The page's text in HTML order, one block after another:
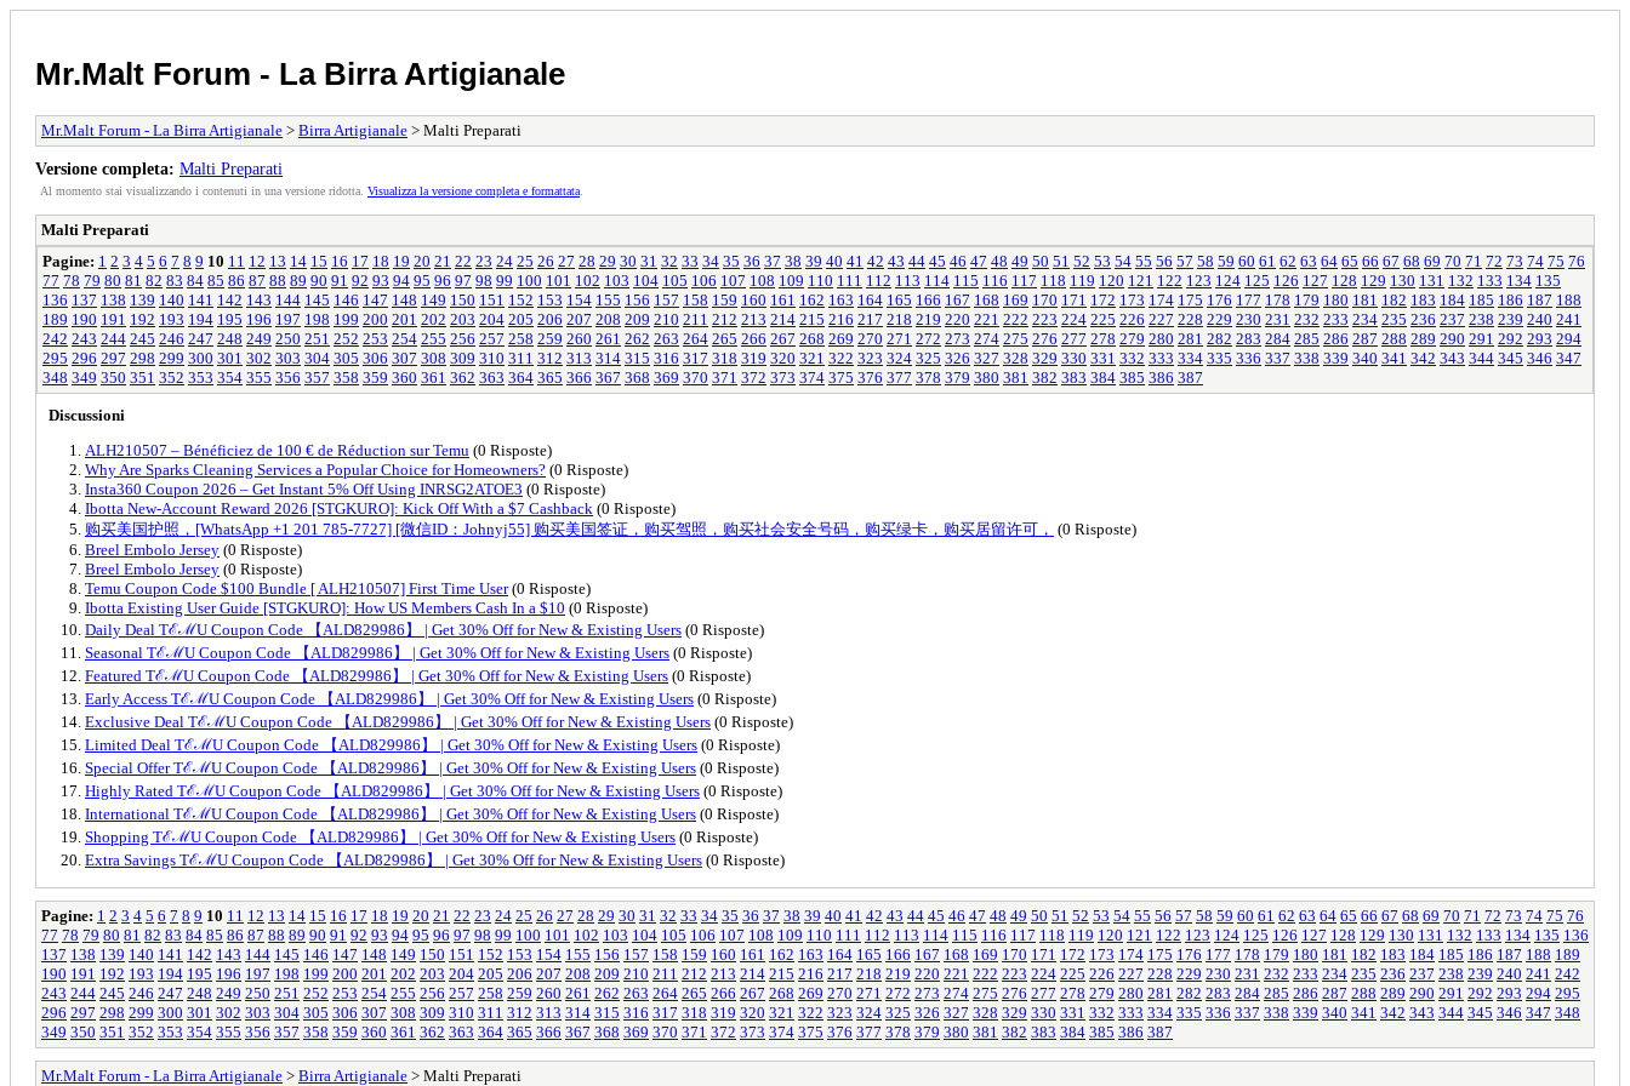
Mr.Malt Forum - La Birra Artigianale
Mr.Malt Forum - La Birra Artigianale > Birra Artigianale > Malti Preparati
Versione completa: Malti Preparati
Al momento stai visualizzando i contenuti in una versione ridotta. Visualizza la versione completa e formattata
Malti Preparati
Pagine: 1 2 3 4 5 6 7 8 9 10 11 12 13 14 15 16 17 18 19 20 21 22 23 24 25 26 27 28 29 30 31 32 33 34 35 36 37 38 39 40 41 42 43 44 45 46 47 48 49 50 51 52 53 54 55 56 57 58 59 60 61 62 63 64 65 66 67 68 69 70 71 72 73 74 75 76
77 78 79 80 81 82 83 84 85 86 87 88 89 90 91 92 93 94 95 96 97 98 99 100 101 102 103 104 105 106 107 108 109 110 111 112 113 114 115 116 117 118 119 120 121 122 123 124 125 126 127 128 129 130 131 132 133 134 135
136 137 138 139 140 141 142 143 144 145 146 147 148 149 150 151 152 153 154 155 156 157 158 159 160 161 162 163 164 165 166 167 168 169 170 171 172 173 174 175 176 177 178 179 180 181 182 183 184 185 186 187 188
189 190 191 192 193 194 195 196 197 198 199 200 201 202 203 204 205 206 207 208 209 210 211 212 213 214 215 216 217 218 219 220 221 222 223 224 225 226 227 228 229 230 231 232 233 234 235 236 237 238 239 240 241
242 243 244 245 246 247 248 249 250 251 252 253 254 255 256 257 258 259 260 261 262 263 264 265 266 267 268 269 270 271 272 273 274 275 276 277 278 279 280 281 282 283 284 285 286 287 288 289 290 291 292 293 294
295 296 297 298 299 300 301 302 303 304 305 306 307 308 309 310 311 312 313 314 315 316 317 318 319 320 321 322 323 324 325 326 327 328 329 330 331 332 333 334 335 336 337 338 339 340 341 342 343 344 345 346 347
348 349 350 351 352 353 354 355 356 357 358 359 360 361 362 363 364 365 366 367 368 369 370 371 372 373 374 375 376 377 378 379 380 381 382 383 384 385 386 387
Discussioni
ALH210507 – Bénéficiez de 100 € de Réduction sur Temu (0 Risposte)
Why Are Sparks Cleaning Services a Popular Choice for Homeowners? (0 Risposte)
Insta360 Coupon 2026 – Get Instant 5% Off Using INRSG2ATOE3 (0 Risposte)
Ibotta New-Account Reward 2026 [STGKURO]: Kick Off With a $7 Cashback (0 Risposte)
购买美国护照，[WhatsApp +1 201 785-7727] [微信ID：Johnyj55] 购买美国签证，购买驾照，购买社会安全号码，购买绿卡，购买居留许可， (0 Risposte)
Breel Embolo Jersey (0 Risposte)
Breel Embolo Jersey (0 Risposte)
Temu Coupon Code $100 Bundle [ ALH210507] First Time User(0 Risposte)
Ibotta Existing User Guide [STGKURO]: How US Members Cash In a $10 (0 Risposte)
Daily Deal TℰℳU Coupon Code 【ALD829986】 | Get 30% Off for New & Existing Users (0 Risposte)
Seasonal TℰℳU Coupon Code 【ALD829986】 | Get 30% Off for New & Existing Users (0 Risposte)
Featured TℰℳU Coupon Code 【ALD829986】 | Get 30% Off for New & Existing Users (0 Risposte)
Early Access TℰℳU Coupon Code 【ALD829986】 | Get 30% Off for New & Existing Users (0 Risposte)
Exclusive Deal TℰℳU Coupon Code 【ALD829986】 | Get 30% Off for New & Existing Users (0 Risposte)
Limited Deal TℰℳU Coupon Code 【ALD829986】 | Get 30% Off for New & Existing Users (0 Risposte)
Special Offer TℰℳU Coupon Code 【ALD829986】 | Get 30% Off for New & Existing Users (0 Risposte)
Highly Rated TℰℳU Coupon Code 【ALD829986】 | Get 30% Off for New & Existing Users (0 Risposte)
International TℰℳU Coupon Code 【ALD829986】 | Get 30% Off for New & Existing Users (0 Risposte)
Shopping TℰℳU Coupon Code 【ALD829986】 | Get 30% Off for New & Existing Users (0 Risposte)
Extra Savings TℰℳU Coupon Code 【ALD829986】 | Get 30% Off for New & Existing Users (0 Risposte)
Pagine: 1 2 3 4 5 6 7 8 9 10 11 12 13 14 15 16 17 18 19 20 21 22 23 24 25 26 27 28 29 30 31 32 33 34 35 36 37 38 39 40 41 42 43 44 45 46 47 48 49 50 51 52 53 54 55 56 57 58 59 60 61 62 63 64 65 66 67 68 69 70 71 72 73 74 75 76
77 78 79 80 81 82 83 84 85 86 87 88 89 90 91 92 93 94 95 96 97 98 99 100 101 102 103 104 105 106 107 108 109 110 111 112 113 114 115 116 117 118 119 120 121 122 123 124 125 126 127 128 129 130 131 132 133 134 135 136
137 138 139 140 141 142 143 144 145 146 147 148 149 150 151 152 153 154 155 156 157 158 159 160 161 162 163 164 165 166 167 168 169 170 171 172 173 174 175 176 177 178 179 180 181 182 183 184 185 186 187 188 189
190 191 192 193 194 195 196 197 198 199 200 201 202 203 204 205 206 207 208 209 210 211 212 213 214 215 216 217 218 219 220 221 222 223 224 225 226 227 228 229 230 231 232 233 234 235 236 237 238 239 240 241 242
243 244 245 246 247 248 249 250 251 252 253 254 255 256 257 258 259 260 261 262 263 264 265 266 267 268 269 270 271 272 273 274 275 276 277 278 279 280 281 282 283 284 285 286 287 288 289 290 291 292 293 294 295
296 297 298 299 300 301 302 303 304 305 306 307 308 309 310 311 312 313 314 315 316 317 318 319 320 321 322 323 324 325 326 327 328 329 330 331 332 333 334 335 336 337 338 339 340 341 342 343 344 345 346 347 348
349 350 351 352 353 354 355 356 357 358 359 360 361 362 363 364 365 366 367 368 369 370 371 372 373 374 375 376 377 378 379 380 381 382 383 384 385 386 387
Mr.Malt Forum - La Birra Artigianale > Birra Artigianale > Malti Preparati